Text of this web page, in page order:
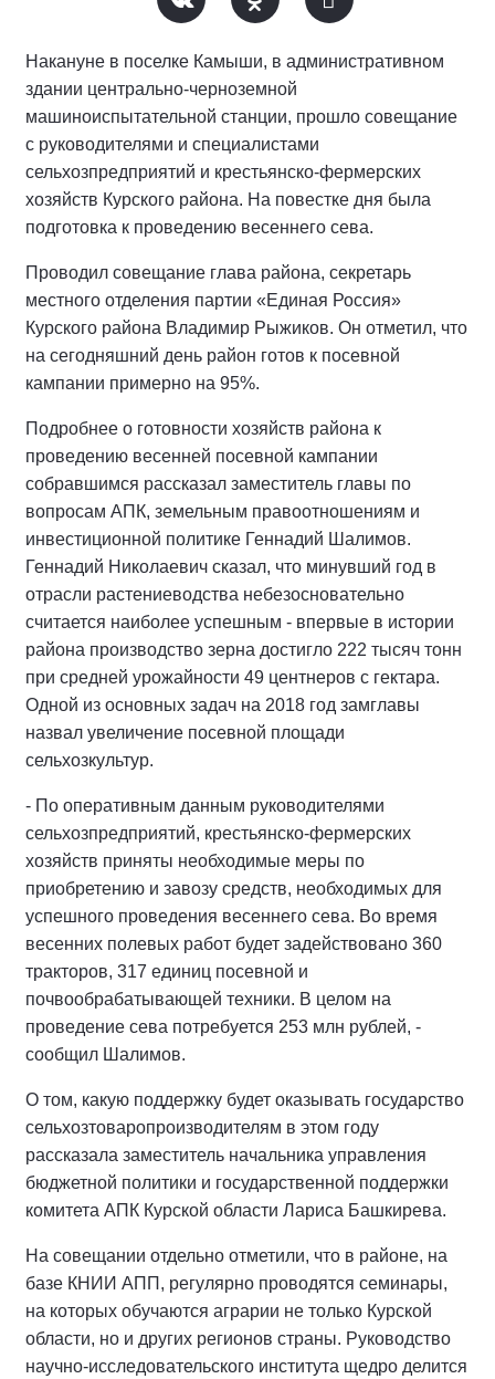
Накануне в поселке Камыши, в административном
здании центрально-черноземной
машиноиспытательной станции, прошло совещание
с руководителями и специалистами
сельхозпредприятий и крестьянско-фермерских
хозяйств Курского района. На повестке дня была
подготовка к проведению весеннего сева.
Проводил совещание глава района, секретарь
местного отделения партии «Единая Россия»
Курского района Владимир Рыжиков. Он отметил, что
на сегодняшний день район готов к посевной
кампании примерно на 95%.
Подробнее о готовности хозяйств района к
проведению весенней посевной кампании
собравшимся рассказал заместитель главы по
вопросам АПК, земельным правоотношениям и
инвестиционной политике Геннадий Шалимов.
Геннадий Николаевич сказал, что минувший год в
отрасли растениеводства небезосновательно
считается наиболее успешным - впервые в истории
района производство зерна достигло 222 тысяч тонн
при средней урожайности 49 центнеров с гектара.
Одной из основных задач на 2018 год замглавы
назвал увеличение посевной площади
сельхозкультур.
- По оперативным данным руководителями
сельхозпредприятий, крестьянско-фермерских
хозяйств приняты необходимые меры по
приобретению и завозу средств, необходимых для
успешного проведения весеннего сева. Во время
весенних полевых работ будет задействовано 360
тракторов, 317 единиц посевной и
почвообрабатывающей техники. В целом на
проведение сева потребуется 253 млн рублей, -
сообщил Шалимов.
О том, какую поддержку будет оказывать государство
сельхозтоваропроизводителям в этом году
рассказала заместитель начальника управления
бюджетной политики и государственной поддержки
комитета АПК Курской области Лариса Башкирева.
На совещании отдельно отметили, что в районе, на
базе КНИИ АПП, регулярно проводятся семинары,
на которых обучаются аграрии не только Курской
области, но и других регионов страны. Руководство
научно-исследовательского института щедро делится